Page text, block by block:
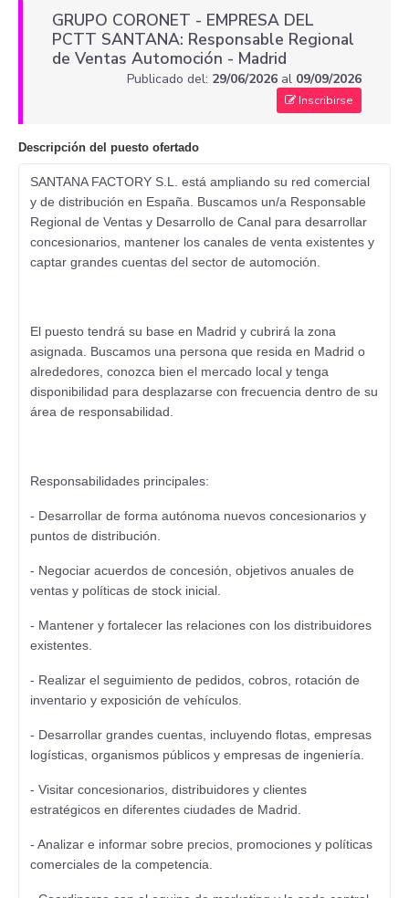
GRUPO CORONET - EMPRESA DEL
PCTT SANTANA: Responsable Regional
de Ventas Automoción - Madrid
Publicado del: 29/06/2026 al 09/09/2026
Inscribirse
Descripción del puesto ofertado
SANTANA FACTORY S.L. está ampliando su red comercial
y de distribución en España. Buscamos un/a Responsable
Regional de Ventas y Desarrollo de Canal para desarrollar
concesionarios, mantener los canales de venta existentes y
captar grandes cuentas del sector de automoción.
El puesto tendrá su base en Madrid y cubrirá la zona
asignada. Buscamos una persona que resida en Madrid o
alrededores, conozca bien el mercado local y tenga
disponibilidad para desplazarse con frecuencia dentro de su
área de responsabilidad.
Responsabilidades principales:
- Desarrollar de forma autónoma nuevos concesionarios y
puntos de distribución.
- Negociar acuerdos de concesión, objetivos anuales de
ventas y políticas de stock inicial.
- Mantener y fortalecer las relaciones con los distribuidores
existentes.
- Realizar el seguimiento de pedidos, cobros, rotación de
inventario y exposición de vehículos.
- Desarrollar grandes cuentas, incluyendo flotas, empresas
logísticas, organismos públicos y empresas de ingeniería.
- Visitar concesionarios, distribuidores y clientes
estratégicos en diferentes ciudades de Madrid.
- Analizar e informar sobre precios, promociones y políticas
comerciales de la competencia.